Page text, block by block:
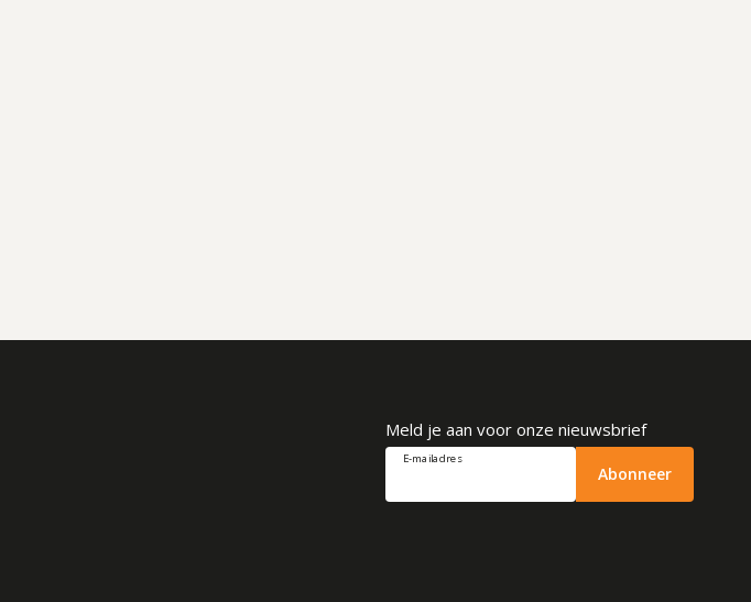
Meld je aan voor onze nieuwsbrief
E-mailadres
Abonneer